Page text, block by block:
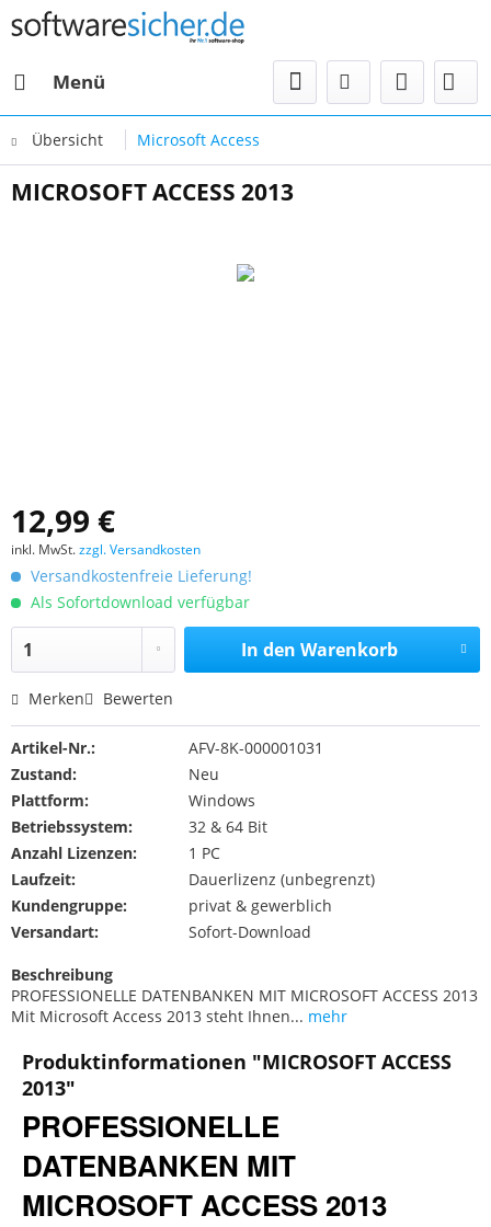
Menü
Übersicht Microsoft Access
MICROSOFT ACCESS 2013
12,99 €
inkl. MwSt.zzgl. Versandkosten
Versandkostenfreie Lieferung!
Als Sofortdownload verfügbar
In den Warenkorb
Merken Bewerten
Artikel-Nr.:
AFV-8K-000001031
Zustand:
Neu
Plattform:
Windows
Betriebssystem:
32 & 64 Bit
Anzahl Lizenzen:
1 PC
Laufzeit:
Dauerlizenz (unbegrenzt)
Kundengruppe:
privat & gewerblich
Versandart:
Sofort-Download
Beschreibung
PROFESSIONELLE DATENBANKEN MIT MICROSOFT ACCESS 2013
Mit Microsoft Access 2013 steht Ihnen... mehr
Produktinformationen "MICROSOFT ACCESS
2013"
PROFESSIONELLE
DATENBANKEN MIT
MICROSOFT ACCESS 2013